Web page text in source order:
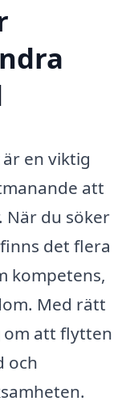
en viktig
att
När du söker
det flera
kompetens,
Med rätt
om att flytten
och